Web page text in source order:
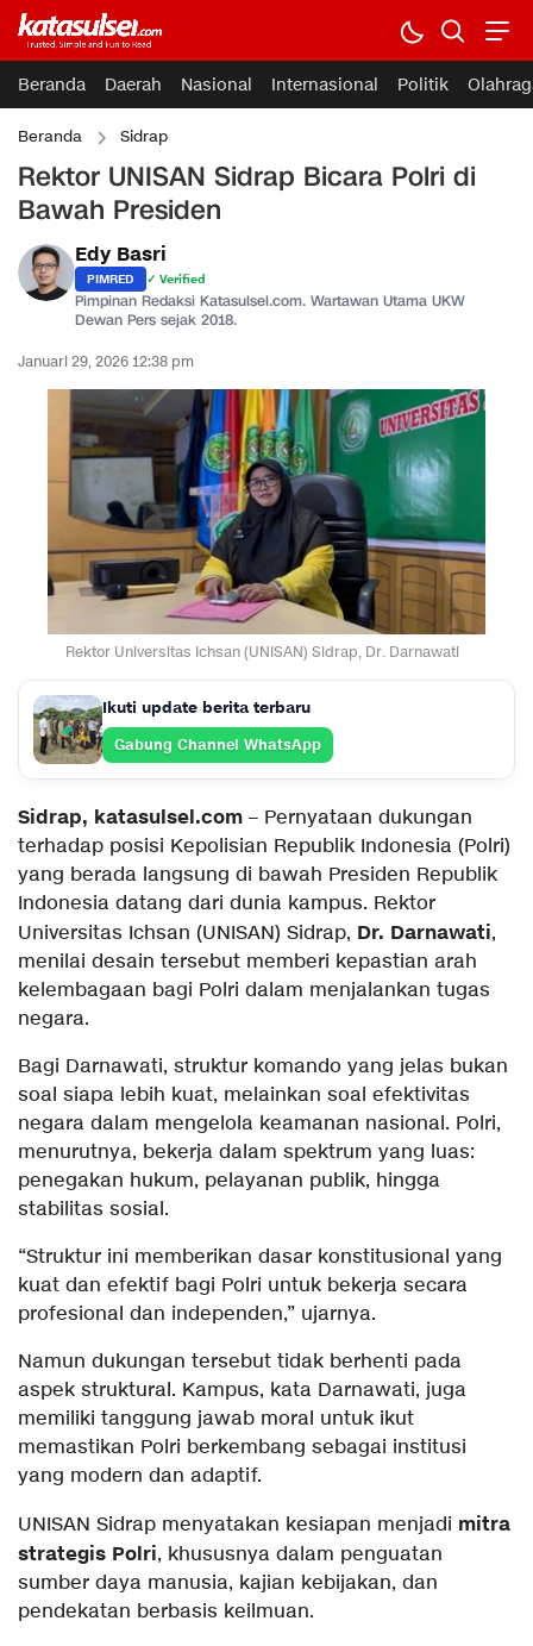
Beranda Daerah Nasional Internasional Politik
Beranda Sidrap
Rektor UNISAN Sidrap Bicara Polri di
Bawah Presiden
Edy Basri
PIMRED ✓ Verified
Pimpinan Redaksi Katasulsel.com. Wartawan Utama UKW
Dewan Pers sejak 2018.
Januari 29, 2026 12:38 pm
Rektor Universitas Ichsan (UNISAN) Sidrap, Dr. Darnawati
Ikuti update berita terbaru
Gabung Channel WhatsApp
Sidrap, katasulsel.com – Pernyataan dukungan
terhadap posisi Kepolisian Republik Indonesia (Polri)
yang berada langsung di bawah Presiden Republik
Indonesia datang dari dunia kampus. Rektor
Universitas Ichsan (UNISAN) Sidrap, Dr. Darnawati,
menilai desain tersebut memberi kepastian arah
kelembagaan bagi Polri dalam menjalankan tugas
negara.
Bagi Darnawati, struktur komando yang jelas bukan
soal siapa lebih kuat, melainkan soal efektivitas
negara dalam mengelola keamanan nasional. Polri,
menurutnya, bekerja dalam spektrum yang luas:
penegakan hukum, pelayanan publik, hingga
stabilitas sosial.
“Struktur ini memberikan dasar konstitusional yang
kuat dan efektif bagi Polri untuk bekerja secara
profesional dan independen,” ujarnya.
Namun dukungan tersebut tidak berhenti pada
aspek struktural. Kampus, kata Darnawati, juga
memiliki tanggung jawab moral untuk ikut
memastikan Polri berkembang sebagai institusi
yang modern dan adaptif.
UNISAN Sidrap menyatakan kesiapan menjadi mitra
strategis Polri, khususnya dalam penguatan
sumber daya manusia, kajian kebijakan, dan
pendekatan berbasis keilmuan.